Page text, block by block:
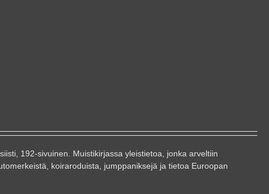
192-sivuinen. Muistikirjassa yleistietoa, jonka arveltiin
koiraroduista, jumppaniksejä ja tietoa Euroopan